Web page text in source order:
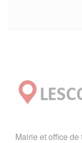
Mairie et office